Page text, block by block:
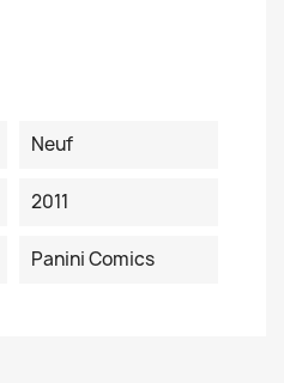
Neuf
2011
Panini Comics